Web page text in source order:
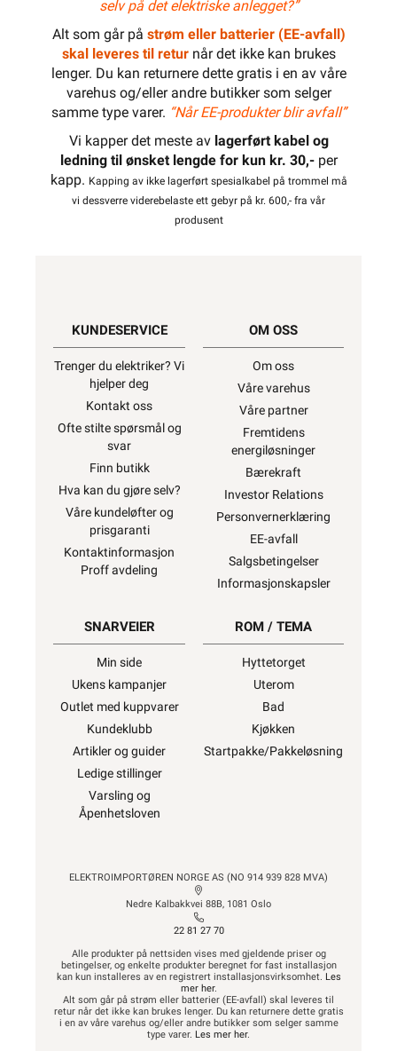
selv på det elektriske anlegget?”
Alt som går på strøm eller batterier (EE-avfall)
skal leveres til returnår det ikke kan brukes
lenger. Du kan returnere dette gratis i en av våre
varehus og/eller andre butikker som selger
samme type varer. “Når EE-produkter blir avfall”
Vi kapper det meste av lagerført kabel og
ledning til ønsket lengde for kun kr. 30,-per
kapp. Kapping av ikke lagerført spesialkabel på trommel må
vi dessverre viderebelaste ett gebyr på kr. 600,- fra vår
produsent
KUNDESERVICE
Trenger du elektriker? Vi
hjelper deg
Kontakt oss
Ofte stilte spørsmål og
svar
Finn butikk
Hva kan du gjøre selv?
Våre kundeløfter og
prisgaranti
Kontaktinformasjon
Proff avdeling
OM OSS
Om oss
Våre varehus
Våre partner
Fremtidens
energiløsninger
Bærekraft
Investor Relations
Personvernerklæring
EE-avfall
Salgsbetingelser
Informasjonskapsler
SNARVEIER
Min side
Ukens kampanjer
Outlet med kuppvarer
Kundeklubb
Artikler og guider
Ledige stillinger
Varsling og
Åpenhetsloven
ROM / TEMA
Hyttetorget
Uterom
Bad
Kjøkken
Startpakke/Pakkeløsning
ELEKTROIMPORTØREN NORGE AS (NO 914 939 828 MVA)
Nedre Kalbakkvei 88B, 1081 Oslo
22 81 27 70
Alle produkter på nettsiden vises med gjeldende priser og
betingelser, og enkelte produkter beregnet for fast installasjon
kan kun installeres av en registrert installasjonsvirksomhet. Les
mer her.
Alt som går på strøm eller batterier (EE-avfall) skal leveres til
retur når det ikke kan brukes lenger. Du kan returnere dette gratis
i en av våre varehus og/eller andre butikker som selger samme
type varer. Les mer her.